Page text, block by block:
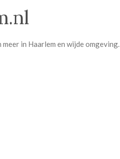
in Haarlem en wijde omgeving.